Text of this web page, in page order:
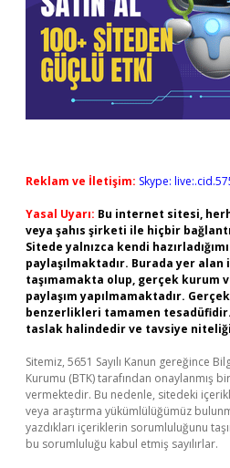
Reklam ve İletişim: Skype:
Yasal Uyarı: Bu internet sitesi,
veya şahıs şirketi ile hiçbir
Sitede yalnızca kendi
paylaşılmaktadır. Burada yer
taşımamakta olup, gerçek kurum
paylaşım yapılmamaktadır.
benzerlikleri tamamen
taslak halindedir ve tavsiye
Sitemiz, 5651 Sayılı Kanun gereğince
Kurumu (BTK) tarafından onaylanmış
vermektedir. Bu nedenle, sitedeki
veya araştırma yükümlülüğümüz
yazdıkları içeriklerin sorumluluğunu
bu sorumluluğu kabul etmiş sayılırlar.